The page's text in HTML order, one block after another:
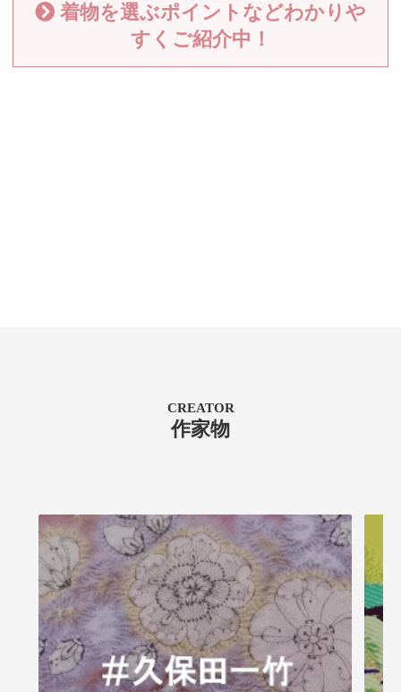
着物を選ぶポイントなどわかりや
すくご紹介中！
CREATOR
作家物